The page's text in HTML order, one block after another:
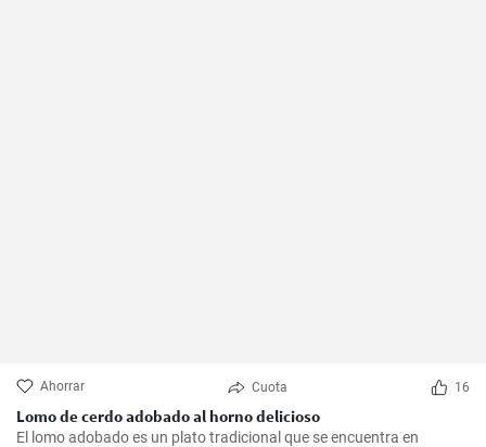
Ahorrar Cuota 16
Lomo de cerdo adobado al horno delicioso
El lomo adobado es un plato tradicional que se encuentra en